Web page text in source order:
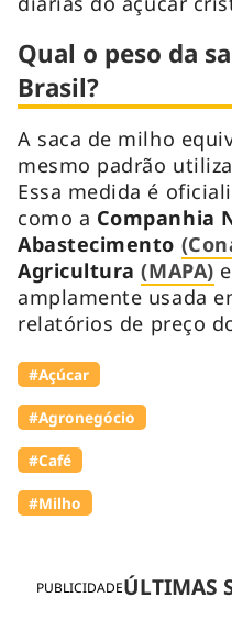
PUBLICIDADEÚLTIMAS
Qual o peso da
Brasil?
A saca de milho
mesmo padrão
Essa medida é
como a Companhia
Abastecimento
Agricultura(MAPA)
amplamente usada
relatórios de preço
#Açúcar
#Agronegócio
#Café
#Milho